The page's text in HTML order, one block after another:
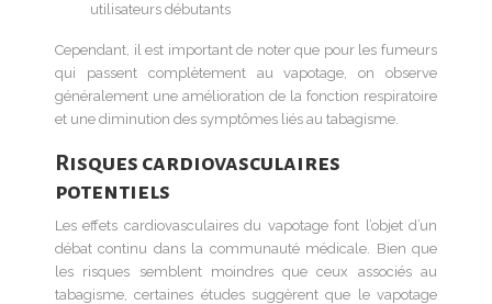
utilisateurs débutants
Cependant, il est important de noter que pour les fumeurs
qui passent complètement au vapotage, on observe
généralement une amélioration de la fonction respiratoire
et une diminution des symptômes liés au tabagisme.
Risques cardiovasculaires
potentiels
Les effets cardiovasculaires du vapotage font l’objet d’un
débat continu dans la communauté médicale. Bien que
les risques semblent moindres que ceux associés au
tabagisme, certaines études suggèrent que le vapotage